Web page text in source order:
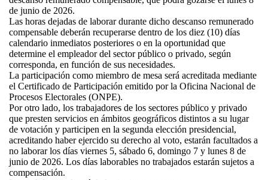
de junio de 2026.
Las horas dejadas de laborar durante dicho descanso remunerado
compensable deberán recuperarse dentro de los diez (10) días
calendario inmediatos posteriores o en la oportunidad que
determine el empleador del sector público o privado, según
corresponda, en función de sus necesidades.
La participación como miembro de mesa será acreditada mediante
el Certificado de Participación emitido por la Oficina Nacional de
Procesos Electorales (ONPE).
Por otro lado, los trabajadores de los sectores público y privado
que presten servicios en ámbitos geográficos distintos a su lugar
de votación y participen en la segunda elección presidencial,
acreditando haber ejercido su derecho al voto, estarán facultados a
no laborar los días viernes 5, sábado 6, domingo 7 y lunes 8 de
junio de 2026. Los días laborables no trabajados estarán sujetos a
compensación.